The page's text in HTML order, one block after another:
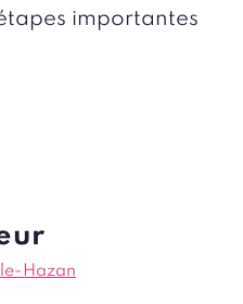
importantes
Hazan